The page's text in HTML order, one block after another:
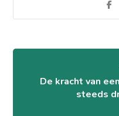
De kracht van
steeds